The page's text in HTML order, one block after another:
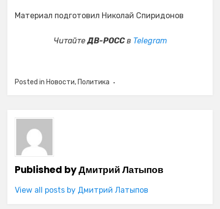
Материал подготовил Николай Спиридонов
ЧитайтеДВ-РОССв Telegram
Posted in Новости, Политика
Published byДмитрий Латыпов
View all posts by Дмитрий Латыпов